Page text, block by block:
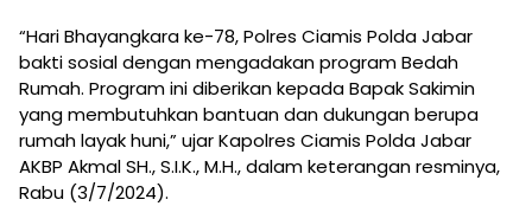
“Hari Bhayangkara ke-78, Polres Ciamis Polda Jabar
bakti sosial dengan mengadakan program Bedah
Rumah. Program ini diberikan kepada Bapak Sakimin
yang membutuhkan bantuan dan dukungan berupa
rumah layak huni,” ujar Kapolres Ciamis Polda Jabar
AKBP Akmal SH., S.I.K., M.H., dalam keterangan resminya,
Rabu (3/7/2024).